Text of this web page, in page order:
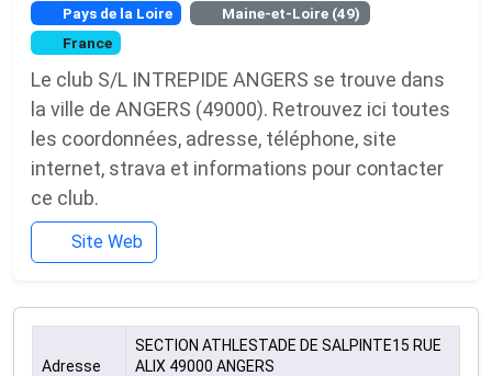
Pays de la Loire
Maine-et-Loire (49)
France
Le club S/L INTREPIDE ANGERS se trouve dans
la ville de ANGERS (49000). Retrouvez ici toutes
les coordonnées, adresse, téléphone, site
internet, strava et informations pour contacter
ce club.
Site Web
Adresse
SECTION ATHLESTADE DE SALPINTE15 RUE
ALIX 49000 ANGERS